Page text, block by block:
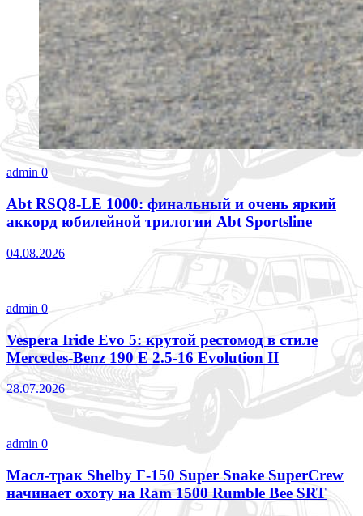
admin 0
Abt RSQ8-LE 1000: финальный и очень яркий
аккорд юбилейной трилогии Abt Sportsline
04.08.2026
admin 0
Vespera Iride Evo 5: крутой рестомод в стиле
Mercedes-Benz 190 E 2.5-16 Evolution II
28.07.2026
admin 0
Масл-трак Shelby F-150 Super Snake SuperCrew
начинает охоту на Ram 1500 Rumble Bee SRT